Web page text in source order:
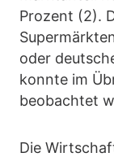
Prozent (2).
oder
konnte im
beobachtet
Die